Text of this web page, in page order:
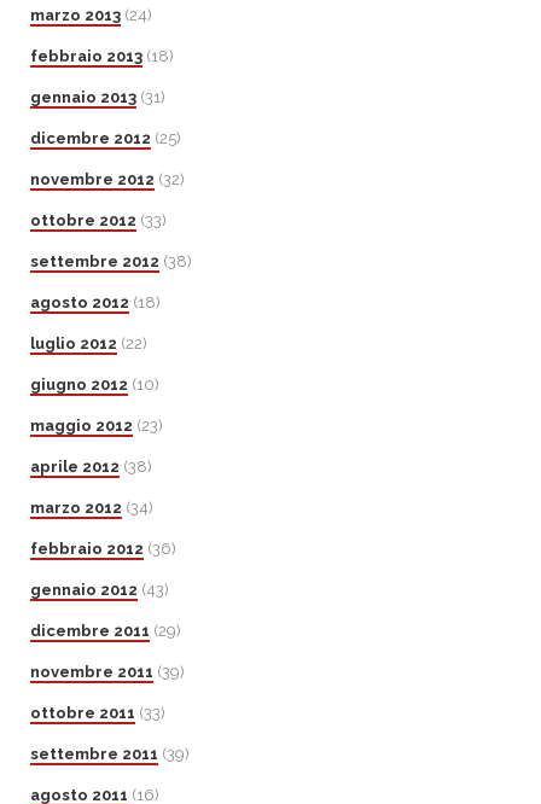
marzo 2013 (24)
febbraio 2013 (18)
gennaio 2013 (31)
dicembre 2012 (25)
novembre 2012 (32)
ottobre 2012 (33)
settembre 2012 (38)
agosto 2012 (18)
luglio 2012 (22)
giugno 2012 (10)
maggio 2012 (23)
aprile 2012 (38)
marzo 2012 (34)
febbraio 2012 (36)
gennaio 2012 (43)
dicembre 2011 (29)
novembre 2011 (39)
ottobre 2011 (33)
settembre 2011 (39)
agosto 2011 (16)